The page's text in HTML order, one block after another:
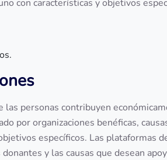
con características y objetivos
las personas contribuyen
por organizaciones benéficas,
específicos. Las plataformas
y las causas que desean